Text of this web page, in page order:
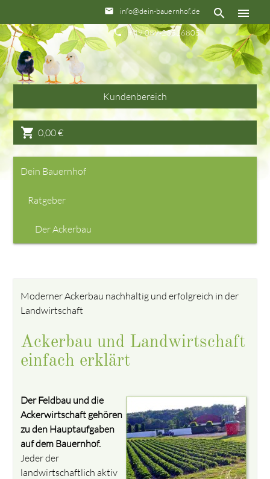
menu
search
email info@dein-bauernhof.de
phone +49 089-23516805
Kundenbereich
shopping_cart 0,00€
Dein Bauernhof
Ratgeber
Der Ackerbau
Moderner Ackerbau nachhaltig und erfolgreich in der
Landwirtschaft
Ackerbau und Landwirtschaft
einfach erklärt
Der Feldbau und die
Ackerwirtschaft gehören
zu den Hauptaufgaben
auf dem Bauernhof.
Jeder der
landwirtschaftlich aktiv